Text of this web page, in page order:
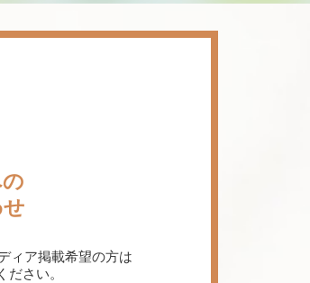
ィア掲載希望の方は
さい。